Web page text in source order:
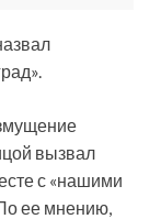
вызвал
с «нашими
ее мнению,